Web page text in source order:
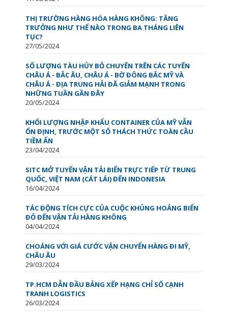
THỊ TRƯỜNG HÀNG HÓA HÀNG KHÔNG: TĂNG
TRƯỞNG NHƯ THẾ NÀO TRONG BA THÁNG LIÊN
TỤC?
27/05/2024
SỐ LƯỢNG TÀU HỦY BỎ CHUYẾN TRÊN CÁC TUYẾN
CHÂU Á - BẮC ÂU, CHÂU Á - BỜ ĐÔNG BẮC MỸ VÀ
CHÂU Á - ĐỊA TRUNG HẢI ĐÃ GIẢM MẠNH TRONG
NHỮNG TUẦN GẦN ĐÂY
20/05/2024
KHỐI LƯỢNG NHẬP KHẨU CONTAINER CỦA MỸ VẪN
ỔN ĐỊNH, TRƯỚC MỘT SỐ THÁCH THỨC TOÀN CẦU
TIỀM ẨN
23/04/2024
SITC MỞ TUYẾN VẬN TẢI BIỂN TRỰC TIẾP TỪ TRUNG
QUỐC, VIỆT NAM (CÁT LÁI) ĐẾN INDONESIA
16/04/2024
TÁC ĐỘNG TÍCH CỰC CỦA CUỘC KHỦNG HOẢNG BIỂN
ĐỎ ĐẾN VẬN TẢI HÀNG KHÔNG
04/04/2024
CHOÁNG VỚI GIÁ CƯỚC VẬN CHUYỂN HÀNG ĐI MỸ,
CHÂU ÂU
29/03/2024
TP.HCM DẪN ĐẦU BẢNG XẾP HẠNG CHỈ SỐ CẠNH
TRANH LOGISTICS
26/03/2024